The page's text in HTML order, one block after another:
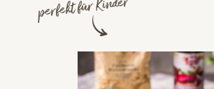
perfekt für Kinder